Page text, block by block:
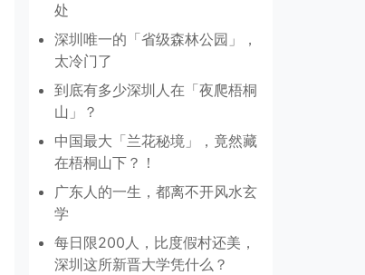
处
深圳唯一的「省级森林公园」，
太冷门了
到底有多少深圳人在「夜爬梧桐
山」？
中国最大「兰花秘境」，竟然藏
在梧桐山下？！
广东人的一生，都离不开风水玄
学
每日限200人，比度假村还美，
深圳这所新晋大学凭什么？